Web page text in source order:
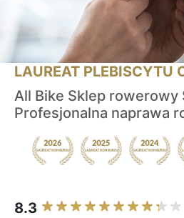
LAUREAT PLEBISCYTU
All Bike Sklep
Profesjonalna naprawa
8.3